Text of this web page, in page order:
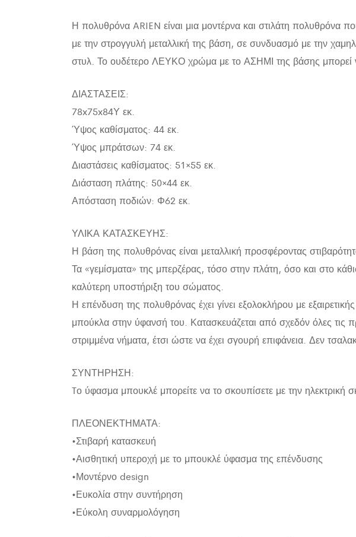
Η πολυθρόνα ARIEN είναι μια μοντέρνα και στιλάτη πολυθρόνα
με την στρογγυλή μεταλλική της βάση, σε συνδυασμό με την
στυλ. Το ουδέτερο ΛΕΥΚΟ χρώμα με το ΑΣΗΜΙ της βάσης
ΔΙΑΣΤΑΣΕΙΣ:
78x75x84Υ εκ.
Ύψος καθίσματος: 44 εκ.
Ύψος μπράτσων: 74 εκ.
Διαστάσεις καθίσματος: 51×55 εκ.
Διάσταση πλάτης: 50×44 εκ.
Απόσταση ποδιών: Φ62 εκ.
ΥΛΙΚΑ ΚΑΤΑΣΚΕΥΗΣ:
Η βάση της πολυθρόνας είναι μεταλλική προσφέροντας
Τα «γεμίσματα» της μπερζέρας, τόσο στην πλάτη, όσο και στο
καλύτερη υποστήριξη του σώματος.
Η επένδυση της πολυθρόνας έχει γίνει εξολοκλήρου με
μπούκλα στην ύφανσή του. Κατασκευάζεται από σχεδόν όλες τις
στριμμένα νήματα, έτσι ώστε να έχει σγουρή επιφάνεια. Δεν
ΣΥΝΤΗΡΗΣΗ:
Tο ύφασμα μπουκλέ μπορείτε να το σκουπίσετε με την
ΠΛΕΟΝΕΚΤΗΜΑΤΑ:
•Στιβαρή κατασκευή
•Αισθητική υπεροχή με το μπουκλέ ύφασμα της επένδυσης
•Μοντέρνο design
•Ευκολία στην συντήρηση
•Εύκολη συναρμολόγηση